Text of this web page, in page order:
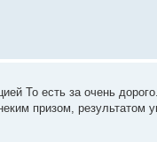
То есть за очень
призом, результатом